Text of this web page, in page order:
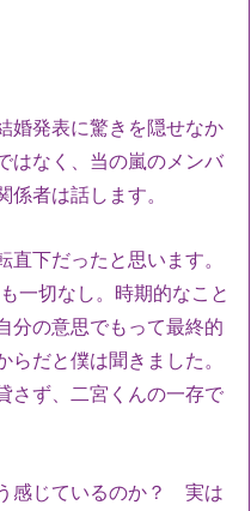
婚発表に驚きを隠せなか
はなく、当の嵐のメンバ
者は話します。
直下だったと思います。
一切なし。時期的なこと
分の意思でもって最終的
だと僕は聞きました。
さず、二宮くんの一存で
感じているのか？ 実は